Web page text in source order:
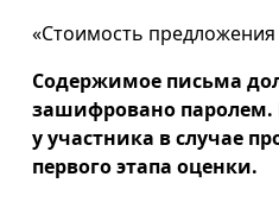
«Стоимость предложения
Содержимое письма
зашифровано паролем.
у участника в случае
первого этапа оценки.